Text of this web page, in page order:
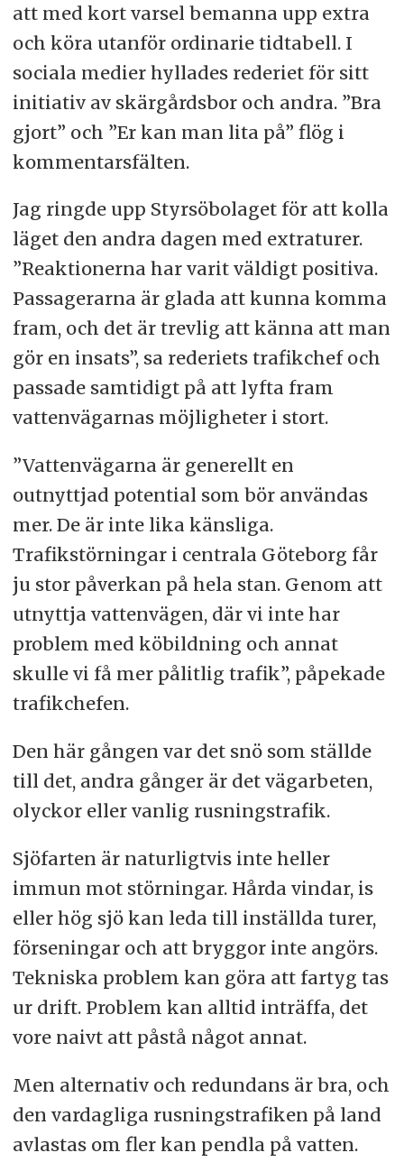
att med kort varsel bemanna upp extra
och köra utanför ordinarie tidtabell. I
sociala medier hyllades rederiet för sitt
initiativ av skärgårdsbor och andra. ”Bra
gjort” och ”Er kan man lita på” flög i
kommentarsfälten.
Jag ringde upp Styrsöbolaget för att kolla
läget den andra dagen med extraturer.
”Reaktionerna har varit väldigt positiva.
Passagerarna är glada att kunna komma
fram, och det är trevlig att känna att man
gör en insats”, sa rederiets trafikchef och
passade samtidigt på att lyfta fram
vattenvägarnas möjligheter i stort.
”Vattenvägarna är generellt en
outnyttjad potential som bör användas
mer. De är inte lika känsliga.
Trafikstörningar i centrala Göteborg får
ju stor påverkan på hela stan. Genom att
utnyttja vattenvägen, där vi inte har
problem med köbildning och annat
skulle vi få mer pålitlig trafik”, påpekade
trafikchefen.
Den här gången var det snö som ställde
till det, andra gånger är det vägarbeten,
olyckor eller vanlig rusningstrafik.
Sjöfarten är naturligtvis inte heller
immun mot störningar. Hårda vindar, is
eller hög sjö kan leda till inställda turer,
förseningar och att bryggor inte angörs.
Tekniska problem kan göra att fartyg tas
ur drift. Problem kan alltid inträffa, det
vore naivt att påstå något annat.
Men alternativ och redundans är bra, och
den vardagliga rusningstrafiken på land
avlastas om fler kan pendla på vatten.